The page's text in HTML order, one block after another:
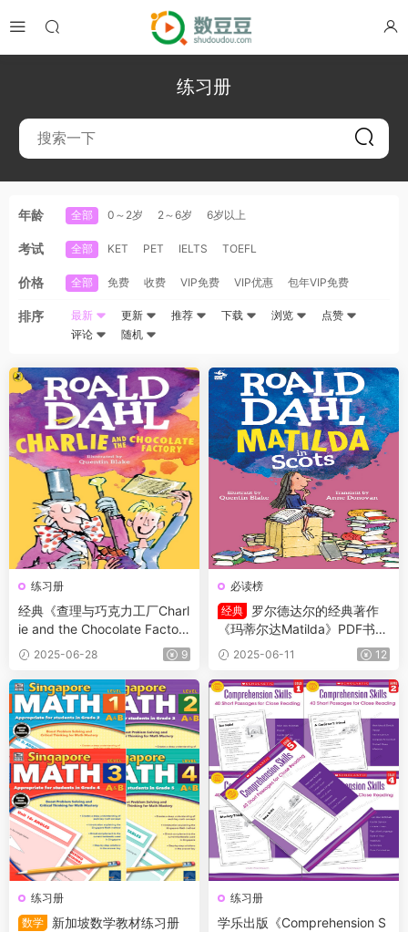
练习册
年龄 全部 0～2岁 2～6岁 6岁以上
考试 全部 KET PET IELTS TOEFL
价格 全部 免费 收费 VIP免费 VIP优惠 包年VIP免费
排序 最新 更新 推荐 下载 浏览
点赞
评论
随机
练习册
经典《查理与巧克力工厂Charl
ie and the Chocolate Factor
y》PDF书籍+原版阅读理解练
习纸含答案
2025-06-28 9
必读榜
经典
罗尔德达尔的经典著作
《玛蒂尔达Matilda》PDF书籍
+练习册
2025-06-11 12
练习册
数学
新加坡数学教材练习册
练习册
学乐出版《Comprehension S